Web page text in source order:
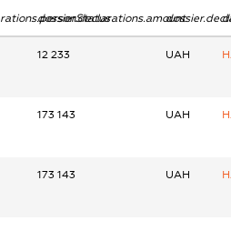
dossier.declarations.amount
12 233 UAH
173 143 UAH
173 143 UAH